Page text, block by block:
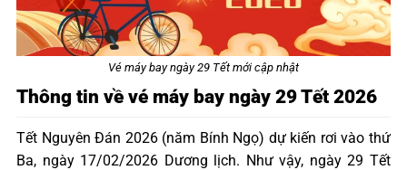
Vé máy bay ngày 29 Tết mới cập nhật
Thông tin về vé máy bay ngày 29 Tết 2026
Tết Nguyên Đán 2026 (năm Bính Ngọ) dự kiến rơi vào thứ
Ba, ngày 17/02/2026 Dương lịch. Như vậy, ngày 29 Tết